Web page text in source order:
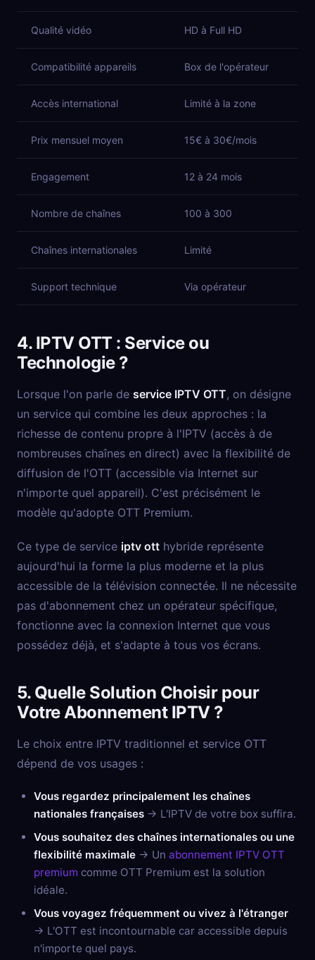
Qualité vidéo HD à Full HD
Compatibilité appareils Box de l'opérateur
Accès international Limité à la zone
Prix mensuel moyen 15€ à 30€/mois
Engagement 12 à 24 mois
Nombre de chaînes 100 à 300
Chaînes internationales Limité
Support technique Via opérateur
4. IPTV OTT : Service ou
Technologie ?
Lorsque l'on parle de service IPTV OTT, on désigne
un service qui combine les deux approches : la
richesse de contenu propre à l'IPTV (accès à de
nombreuses chaînes en direct) avec la flexibilité de
diffusion de l'OTT (accessible via Internet sur
n'importe quel appareil). C'est précisément le
modèle qu'adopte OTT Premium.
Ce type de service iptv ott hybride représente
aujourd'hui la forme la plus moderne et la plus
accessible de la télévision connectée. Il ne nécessite
pas d'abonnement chez un opérateur spécifique,
fonctionne avec la connexion Internet que vous
possédez déjà, et s'adapte à tous vos écrans.
5. Quelle Solution Choisir pour
Votre Abonnement IPTV ?
Le choix entre IPTV traditionnel et service OTT
dépend de vos usages :
Vous regardez principalement les chaînes
nationales françaises → L'IPTV de votre box suffira.
Vous souhaitez des chaînes internationales ou une
flexibilité maximale → Un abonnement IPTV OTT
premium comme OTT Premium est la solution
idéale.
Vous voyagez fréquemment ou vivez à l'étranger
→ L'OTT est incontournable car accessible depuis
n'importe quel pays.